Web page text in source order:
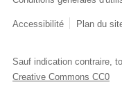
Accessibilité Plan du
Sauf indication contraire,
Creative Commons CC0